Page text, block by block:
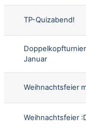
TP-Quizabend!
Doppelkopfturnier
Januar
Weihnachtsfeier
Weihnachtsfeier